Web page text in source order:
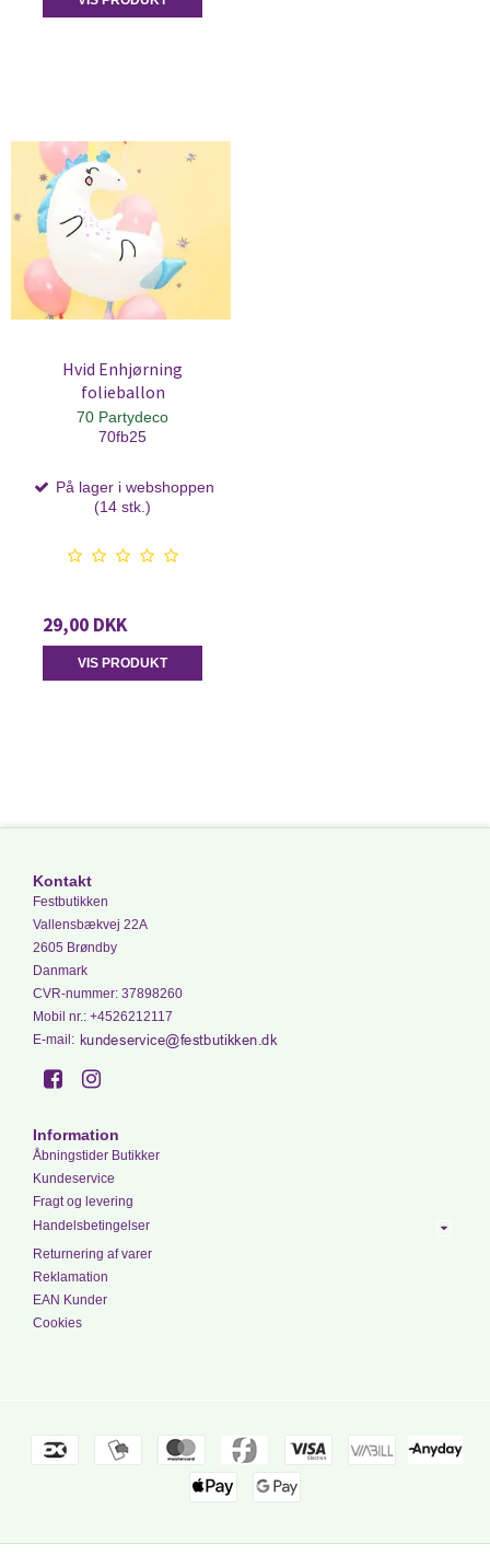
Hvid Enhjørning
folieballon
70 Partydeco
70fb25
På lager i webshoppen
(14 stk.)
29,00 DKK
VIS PRODUKT
Kontakt
Festbutikken
Vallensbækvej 22A
2605 Brøndby
Danmark
CVR-nummer: 37898260
Mobil nr.: +4526212117
E-mail :
Information
Åbningstider Butikker
Kundeservice
Fragt og levering
Handelsbetingelser
Returnering af varer
Reklamation
EAN Kunder
Cookies